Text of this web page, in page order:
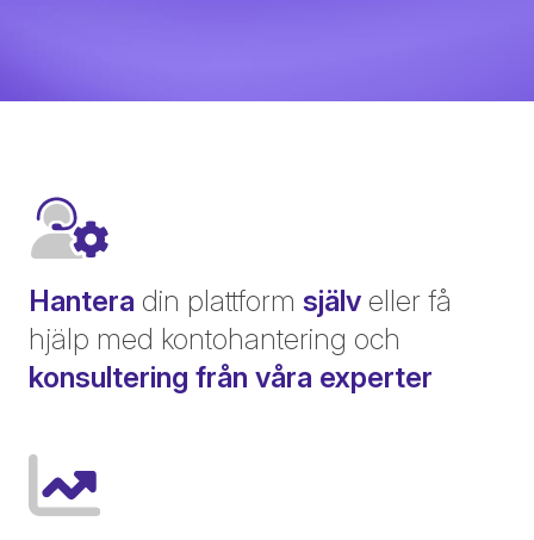
Hantera din plattform själv eller få
hjälp med kontohantering och
konsultering från våra experter